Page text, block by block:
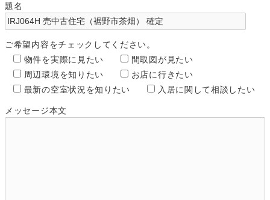
題名
ご希望内容をチェックしてください。
物件を実際に見たい
間取図が見たい
周辺環境を知りたい
お店に行きたい
最新の空室状況を知りたい
入居に関して相談したい
メッセージ本文